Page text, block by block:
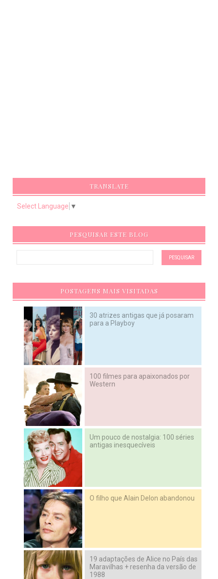
TRANSLATE
Select Language ▼
PESQUISAR ESTE BLOG
POSTAGENS MAIS VISITADAS
30 atrizes antigas que já posaram
para a Playboy
100 filmes para apaixonados por
Western
Um pouco de nostalgia: 100 séries
antigas inesquecíveis
O filho que Alain Delon abandonou
19 adaptações de Alice no País das
Maravilhas + resenha da versão de
1988